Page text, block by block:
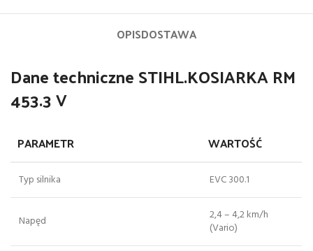
OPISDOSTAWA
Dane techniczne STIHL.KOSIARKA RM
453.3 V
PARAMETR WARTOŚĆ
Typ silnika EVC 300.1
Napęd
2,4 – 4,2 km/h
(Vario)